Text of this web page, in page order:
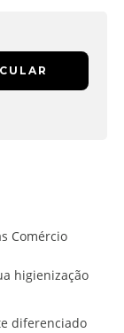
Comércio
higienização
diferenciado